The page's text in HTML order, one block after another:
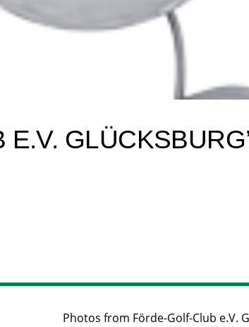
Photos from Förde-Golf-Club e.V.